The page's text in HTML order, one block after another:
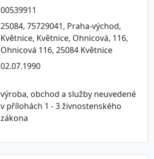
00539911
25084, 75729041, Praha-východ,
Květnice, Květnice, Ohnicová, 116,
Ohnicová 116, 25084 Květnice
02.07.1990
výroba, obchod a služby neuvedené
v přílohách 1 - 3 živnostenského
zákona